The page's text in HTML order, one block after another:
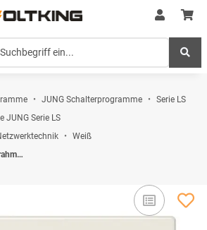
JUNG Schalterprogramme
Serie LS
JUNG Serie LS
Weiß
Jung LS961Z Zwischenrahmen Weiß Serie LS